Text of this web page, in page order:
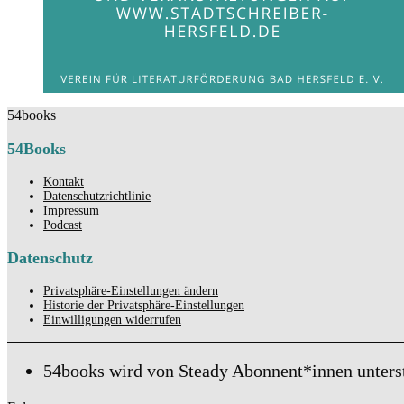
54books
54Books
Kontakt
Datenschutzrichtlinie
Impressum
Podcast
Datenschutz
Privatsphäre-Einstellungen ändern
Historie der Privatsphäre-Einstellungen
Einwilligungen widerrufen
54books wird von Steady Abonnent*innen